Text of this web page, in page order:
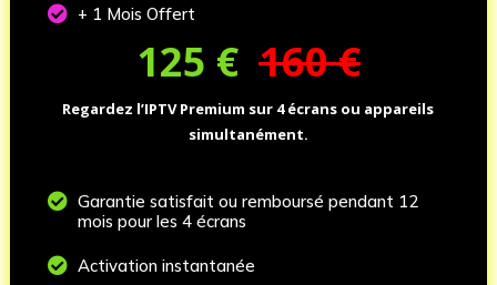
 + 1 Mois Offert
125 € 160 €
Regardez l’IPTV Premium sur 4 écrans ou appareils
simultanément.
 Garantie satisfait ou remboursé pendant 12
mois pour les 4 écrans
 Activation instantanée